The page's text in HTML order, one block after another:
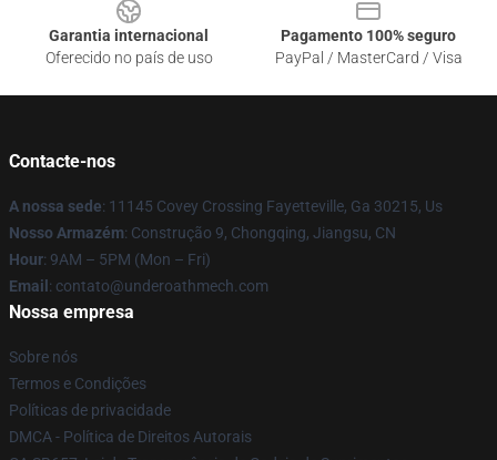
Garantia internacional
Oferecido no país de uso
Pagamento 100% seguro
PayPal / MasterCard / Visa
Contacte-nos
A nossa sede: 11145 Covey Crossing Fayetteville, Ga 30215, Us
Nosso Armazém: Construção 9, Chongqing, Jiangsu, CN
Hour: 9AM – 5PM (Mon – Fri)
Email : contato@underoathmech.com
Nossa empresa
Sobre nós
Termos e Condições
Políticas de privacidade
DMCA - Política de Direitos Autorais